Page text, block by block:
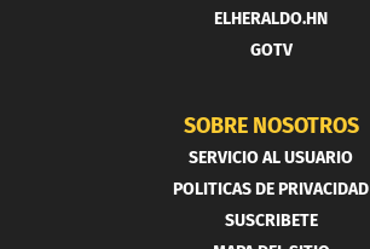
ELHERALDO.HN
GOTV
SOBRE NOSOTROS
SERVICIO AL USUARIO
POLITICAS DE PRIVACIDAD
SUSCRIBETE